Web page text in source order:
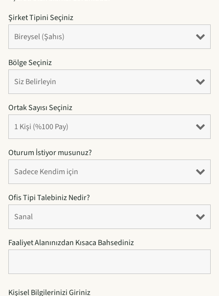
Şirket Tipini Seçiniz
Bölge Seçiniz
Ortak Sayısı Seçiniz
Oturum İstiyor musunuz?
Ofis Tipi Talebiniz Nedir?
Faaliyet Alanınızdan Kısaca Bahsediniz
Kişisel Bilgilerinizi Giriniz